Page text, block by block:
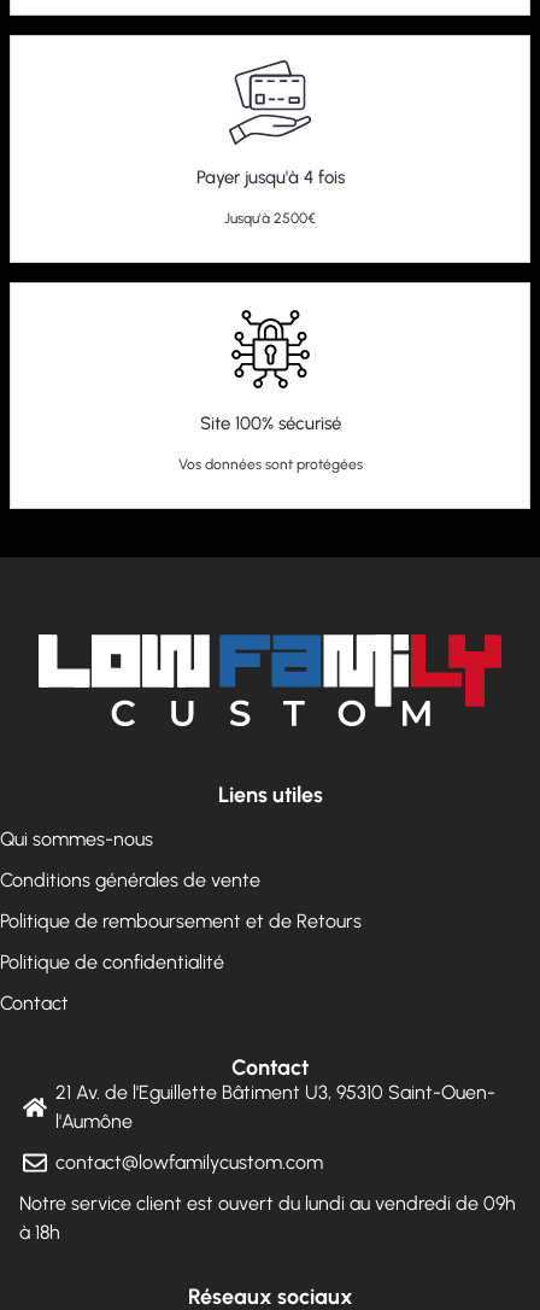
Payer jusqu'à 4 fois
Jusqu'à 2500€
Site 100% sécurisé
Vos données sont protégées
Liens utiles
Qui sommes-nous
Conditions générales de vente
Politique de remboursement et de Retours
Politique de confidentialité
Contact
Contact
21 Av. de l'Eguillette Bâtiment U3, 95310 Saint-Ouen-
l'Aumône
contact@lowfamilycustom.com
Notre service client est ouvert du lundi au vendredi de 09h
à 18h
Réseaux sociaux